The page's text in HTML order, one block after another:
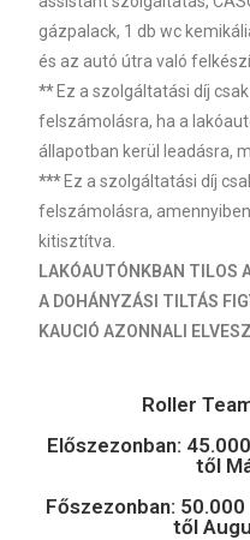
gázpalack, 1 db wc
és az autó útra való
** Ez a szolgáltatási díj
felszámolásra, ha a
állapotban kerül leadásra,
***Ez a szolgáltatási díj
felszámolásra,
kitisztítva.
LAKÓAUTÓNKBAN TILOS
A DOHÁNYZÁSI TILTÁS
KAUCIÓ AZONNALI
Roller
Előszezonban:
től
Főszezonban:
től